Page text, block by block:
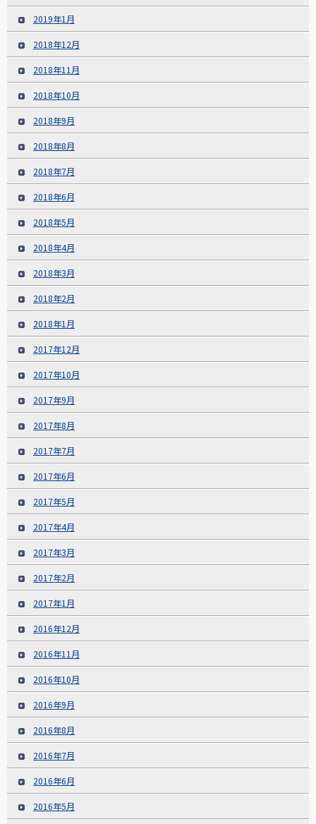
2019年1月
2018年12月
2018年11月
2018年10月
2018年9月
2018年8月
2018年7月
2018年6月
2018年5月
2018年4月
2018年3月
2018年2月
2018年1月
2017年12月
2017年10月
2017年9月
2017年8月
2017年7月
2017年6月
2017年5月
2017年4月
2017年3月
2017年2月
2017年1月
2016年12月
2016年11月
2016年10月
2016年9月
2016年8月
2016年7月
2016年6月
2016年5月